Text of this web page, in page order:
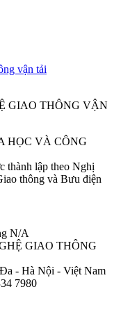
HỌC VÀ CÔNG
thành lập theo Nghị
thông và Bưu điện
N/A
GIAO THÔNG
- Hà Nội - Việt Nam
7980